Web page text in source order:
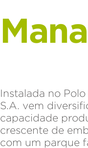
Instalada no
S.A. vem
capacidade
crescente de
com um parque